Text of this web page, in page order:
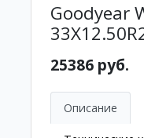
Goodyear
25386 руб.
Описание